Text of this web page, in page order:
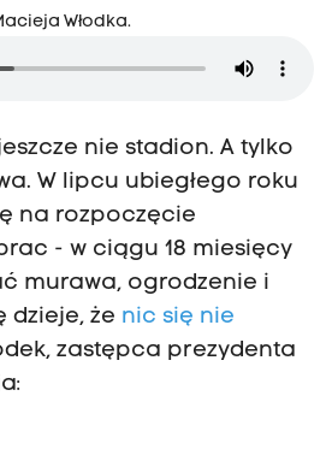
Włodka.
nie stadion. A tylko
W lipcu ubiegłego roku
na rozpoczęcie
- w ciągu 18 miesięcy
murawa, ogrodzenie i
dzieje, że nic się nie
zastępca prezydenta